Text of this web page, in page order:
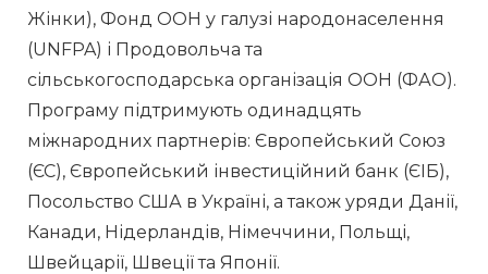
Жінки), Фонд ООН у галузі народонаселення
(UNFPA) і Продовольча та
сільськогосподарська організація ООН (ФАО).
Програму підтримують одинадцять
міжнародних партнерів: Європейський Союз
(ЄС), Європейський інвестиційний банк (ЄІБ),
Посольство США в Україні, а також уряди Данії,
Канади, Нідерландів, Німеччини, Польщі,
Швейцарії, Швеції та Японії.